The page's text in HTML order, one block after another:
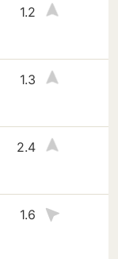
1.2
1.3
2.4
1.6